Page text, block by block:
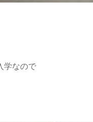
学なので